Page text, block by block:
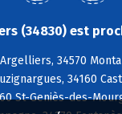
(34830) est
34570
34160
St-Geniès-des-